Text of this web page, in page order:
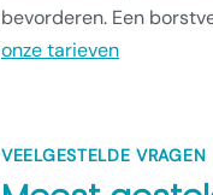
bevorderen. Een
onze tarieven
VEELGESTELDE VRAGEN